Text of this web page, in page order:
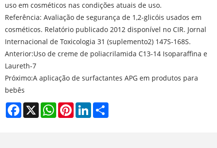
uso em cosméticos nas condições atuais de uso.
Referência: Avaliação de segurança de 1,2-glicóis usados ​​em
cosméticos. Relatório publicado 2012 disponível no CIR. Jornal
Internacional de Toxicologia 31 (suplemento2) 147S-168S.
Anterior:Uso de creme de poliacrilamida C13-14 Isoparaffina e
Laureth-7
Próximo:A aplicação de surfactantes APG em produtos para
bebês
Facebook
X WhatsAppPinterestLinkedIn